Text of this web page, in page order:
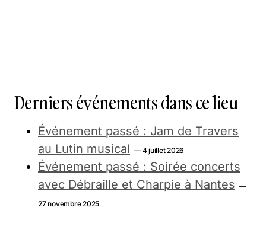
Derniers événements dans ce lieu
Événement passé : Jam de Travers
au Lutin musical — 4 juillet 2026
Événement passé : Soirée concerts
avec Débraille et Charpie à Nantes —
27 novembre 2025